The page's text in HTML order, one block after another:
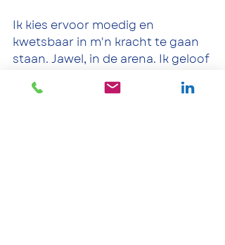
Ik kies ervoor moedig en
kwetsbaar in m'n kracht te gaan
staan. Jawel, in de arena. Ik geloof
Zo wil ik ook anderen groter